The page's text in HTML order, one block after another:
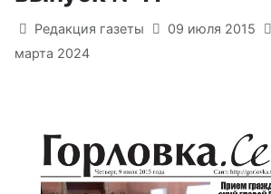
Информация о материале
Редакция газеты 09 июля 2015
марта 2024